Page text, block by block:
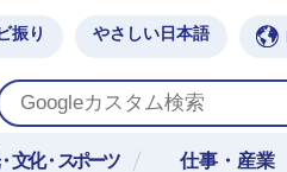
振り やさしい日本語
文化・スポーツ 仕事・産業